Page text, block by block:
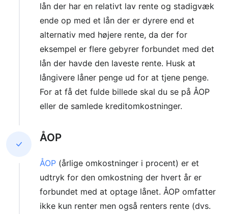
lån der har en relativt lav rente og stadigvæk
ende op med et lån der er dyrere end et
alternativ med højere rente, da der for
eksempel er flere gebyrer forbundet med det
lån der havde den laveste rente. Husk at
långivere låner penge ud for at tjene penge.
For at få det fulde billede skal du se på ÅOP
eller de samlede kreditomkostninger.
ÅOP
ÅOP (årlige omkostninger i procent) er et
udtryk for den omkostning der hvert år er
forbundet med at optage lånet. ÅOP omfatter
ikke kun renter men også renters rente (dvs.